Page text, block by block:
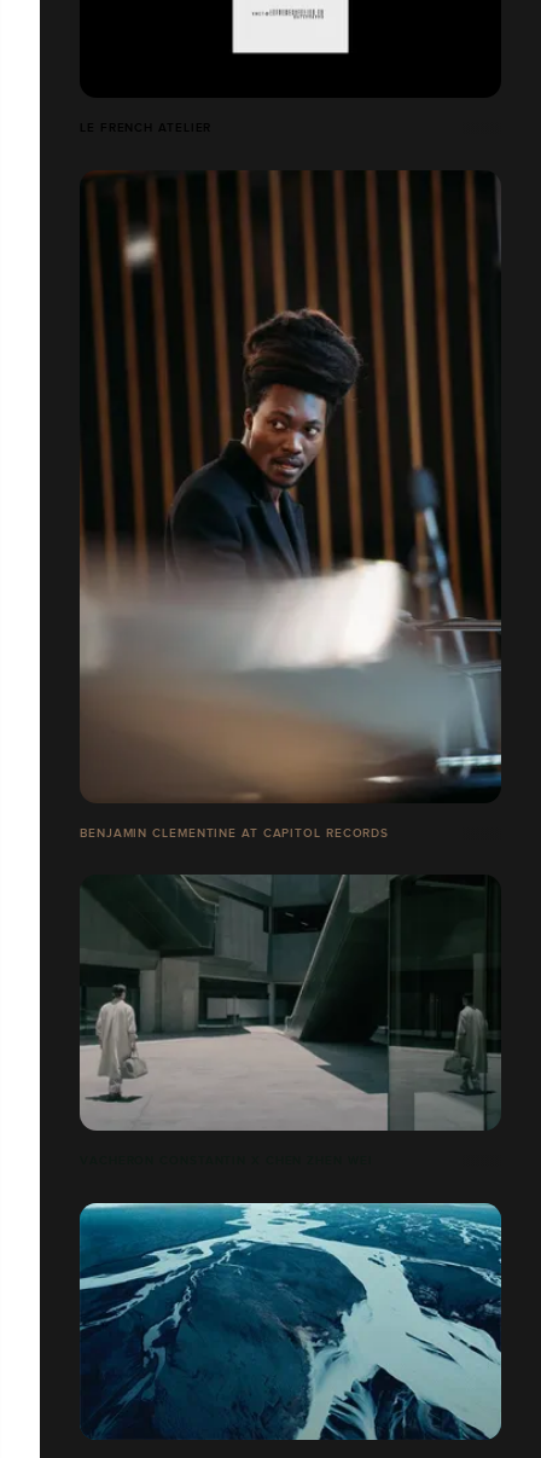
LE FRENCH ATELIER
BENJAMIN CLEMENTINE AT CAPITOL RECORDS